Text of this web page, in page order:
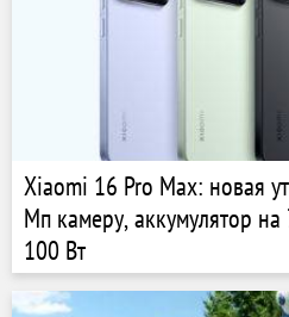
Xiaomi 16 Pro Max: новая
Мп камеру, аккумулятор
100 Вт